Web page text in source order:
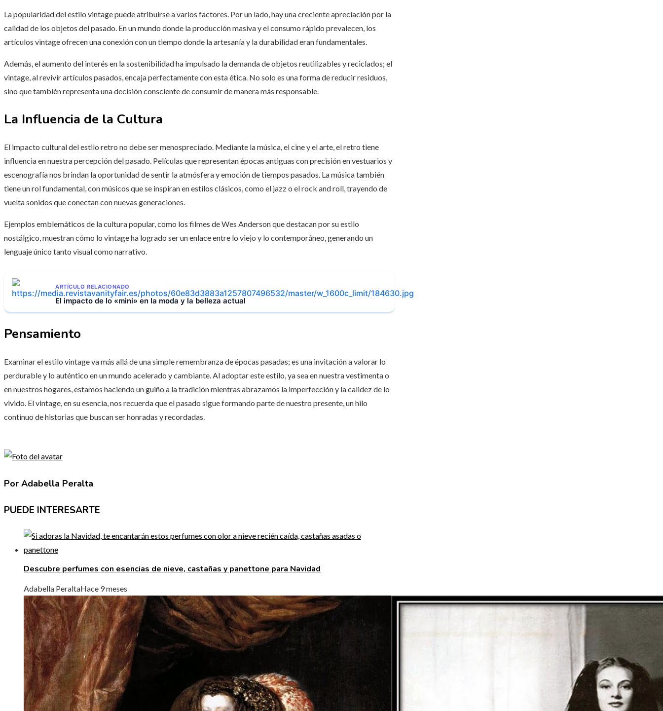
La popularidad del estilo vintage puede atribuirse a varios factores. Por un lado, hay una creciente apreciación por la
calidad de los objetos del pasado. En un mundo donde la producción masiva y el consumo rápido prevalecen, los
artículos vintage ofrecen una conexión con un tiempo donde la artesanía y la durabilidad eran fundamentales.
Además, el aumento del interés en la sostenibilidad ha impulsado la demanda de objetos reutilizables y reciclados; el
vintage, al revivir artículos pasados, encaja perfectamente con esta ética. No solo es una forma de reducir residuos,
sino que también representa una decisión consciente de consumir de manera más responsable.
La Influencia de la Cultura
El impacto cultural del estilo retro no debe ser menospreciado. Mediante la música, el cine y el arte, el retro tiene
influencia en nuestra percepción del pasado. Películas que representan épocas antiguas con precisión en vestuarios y
escenografía nos brindan la oportunidad de sentir la atmósfera y emoción de tiempos pasados. La música también
tiene un rol fundamental, con músicos que se inspiran en estilos clásicos, como el jazz o el rock and roll, trayendo de
vuelta sonidos que conectan con nuevas generaciones.
Ejemplos emblemáticos de la cultura popular, como los filmes de Wes Anderson que destacan por su estilo
nostálgico, muestran cómo lo vintage ha logrado ser un enlace entre lo viejo y lo contemporáneo, generando un
lenguaje único tanto visual como narrativo.
ARTÍCULO RELACIONADO
El impacto de lo «mini» en la moda y la belleza actual
Pensamiento
Examinar el estilo vintage va más allá de una simple remembranza de épocas pasadas; es una invitación a valorar lo
perdurable y lo auténtico en un mundo acelerado y cambiante. Al adoptar este estilo, ya sea en nuestra vestimenta o
en nuestros hogares, estamos haciendo un guiño a la tradición mientras abrazamos la imperfección y la calidez de lo
vivido. El vintage, en su esencia, nos recuerda que el pasado sigue formando parte de nuestro presente, un hilo
continuo de historias que buscan ser honradas y recordadas.
Por Adabella Peralta
PUEDE INTERESARTE
Descubre perfumes con esencias de nieve, castañas y panettone para Navidad
Adabella PeraltaHace 9 meses